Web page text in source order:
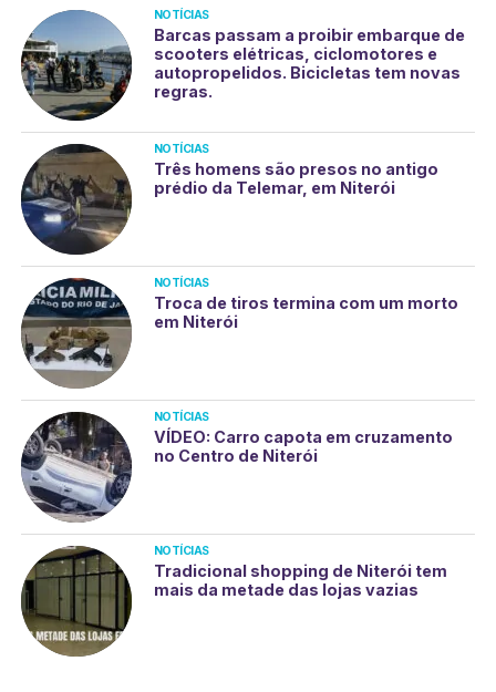
NOTÍCIAS
Barcas passam a proibir embarque de
scooters elétricas, ciclomotores e
autopropelidos. Bicicletas tem novas
regras.
NOTÍCIAS
Três homens são presos no antigo
prédio da Telemar, em Niterói
NOTÍCIAS
Troca de tiros termina com um morto
em Niterói
NOTÍCIAS
VÍDEO: Carro capota em cruzamento
no Centro de Niterói
NOTÍCIAS
Tradicional shopping de Niterói tem
mais da metade das lojas vazias